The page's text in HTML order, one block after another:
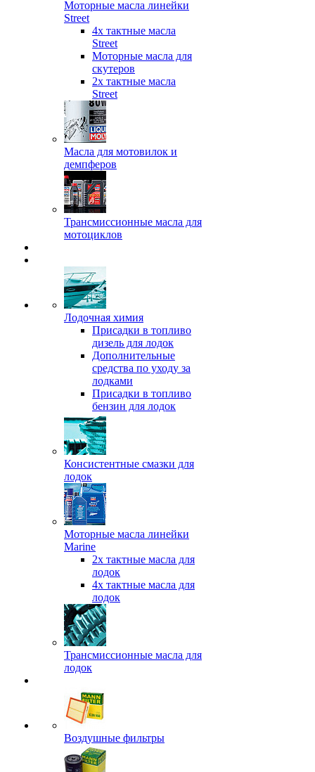
Моторные масла линейки
Street
4х тактные масла
Street
Моторные масла для
скутеров
2х тактные масла
Street
Масла для мотовилок и
демпферов
Трансмиссионные масла для
мотоциклов
Лодочная химия
Присадки в топливо
дизель для лодок
Дополнительные
средства по уходу за
лодками
Присадки в топливо
бензин для лодок
Консистентные смазки для
лодок
Моторные масла линейки
Marine
2х тактные масла для
лодок
4х тактные масла для
лодок
Трансмиссионные масла для
лодок
Воздушные фильтры